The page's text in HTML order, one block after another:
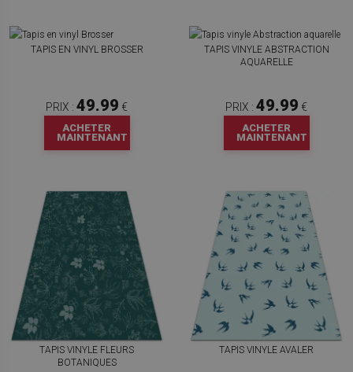
TAPIS EN VINYL BROSSER
PRIX : 49.99 €
ACHETER
MAINTENANT
TAPIS VINYLE ABSTRACTION
AQUARELLE
PRIX : 49.99 €
ACHETER
MAINTENANT
TAPIS VINYLE FLEURS
BOTANIQUES
TAPIS VINYLE AVALER